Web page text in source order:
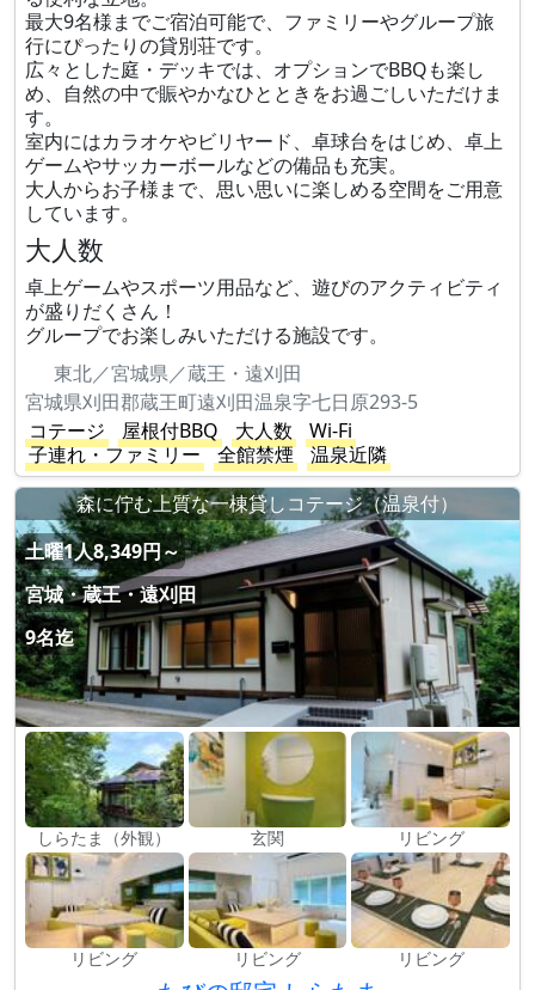
最大9名様までご宿泊可能で、ファミリーやグループ旅
行にぴったりの貸別荘です。
広々とした庭・デッキでは、オプションでBBQも楽し
め、自然の中で賑やかなひとときをお過ごしいただけま
す。
室内にはカラオケやビリヤード、卓球台をはじめ、卓上
ゲームやサッカーボールなどの備品も充実。
大人からお子様まで、思い思いに楽しめる空間をご用意
しています。
大人数
卓上ゲームやスポーツ用品など、遊びのアクティビティ
が盛りだくさん！
グループでお楽しみいただける施設です。
東北／宮城県／蔵王・遠刈田
宮城県刈田郡蔵王町遠刈田温泉字七日原293-5
コテージ
屋根付BBQ 大人数
Wi-Fi
子連れ・ファミリー
全館禁煙
温泉近隣
森に佇む上質な一棟貸しコテージ（温泉付）
土曜1人8,349円～
宮城・蔵王・遠刈田
9名迄
しらたま（外観） 玄関 リビング
リビング リビング リビング